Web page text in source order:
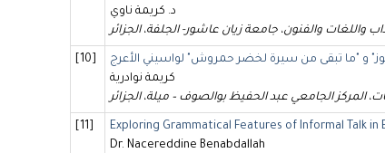
د. كريمة ناوي
واللغات والفنون، جامعة زيان عاشور- الجلفة، الجزائر
[10]
و "ما تبقى من سيرة لخضر حمروش" لواسيني الأعرج
كريمة نوادرية
المركز الجامعي عبد الحفيظ بوالصوف – ميلة، الجزائر
[11]
Exploring Grammatical Features of Informal Talk in
Dr. Nacereddine Benabdallah